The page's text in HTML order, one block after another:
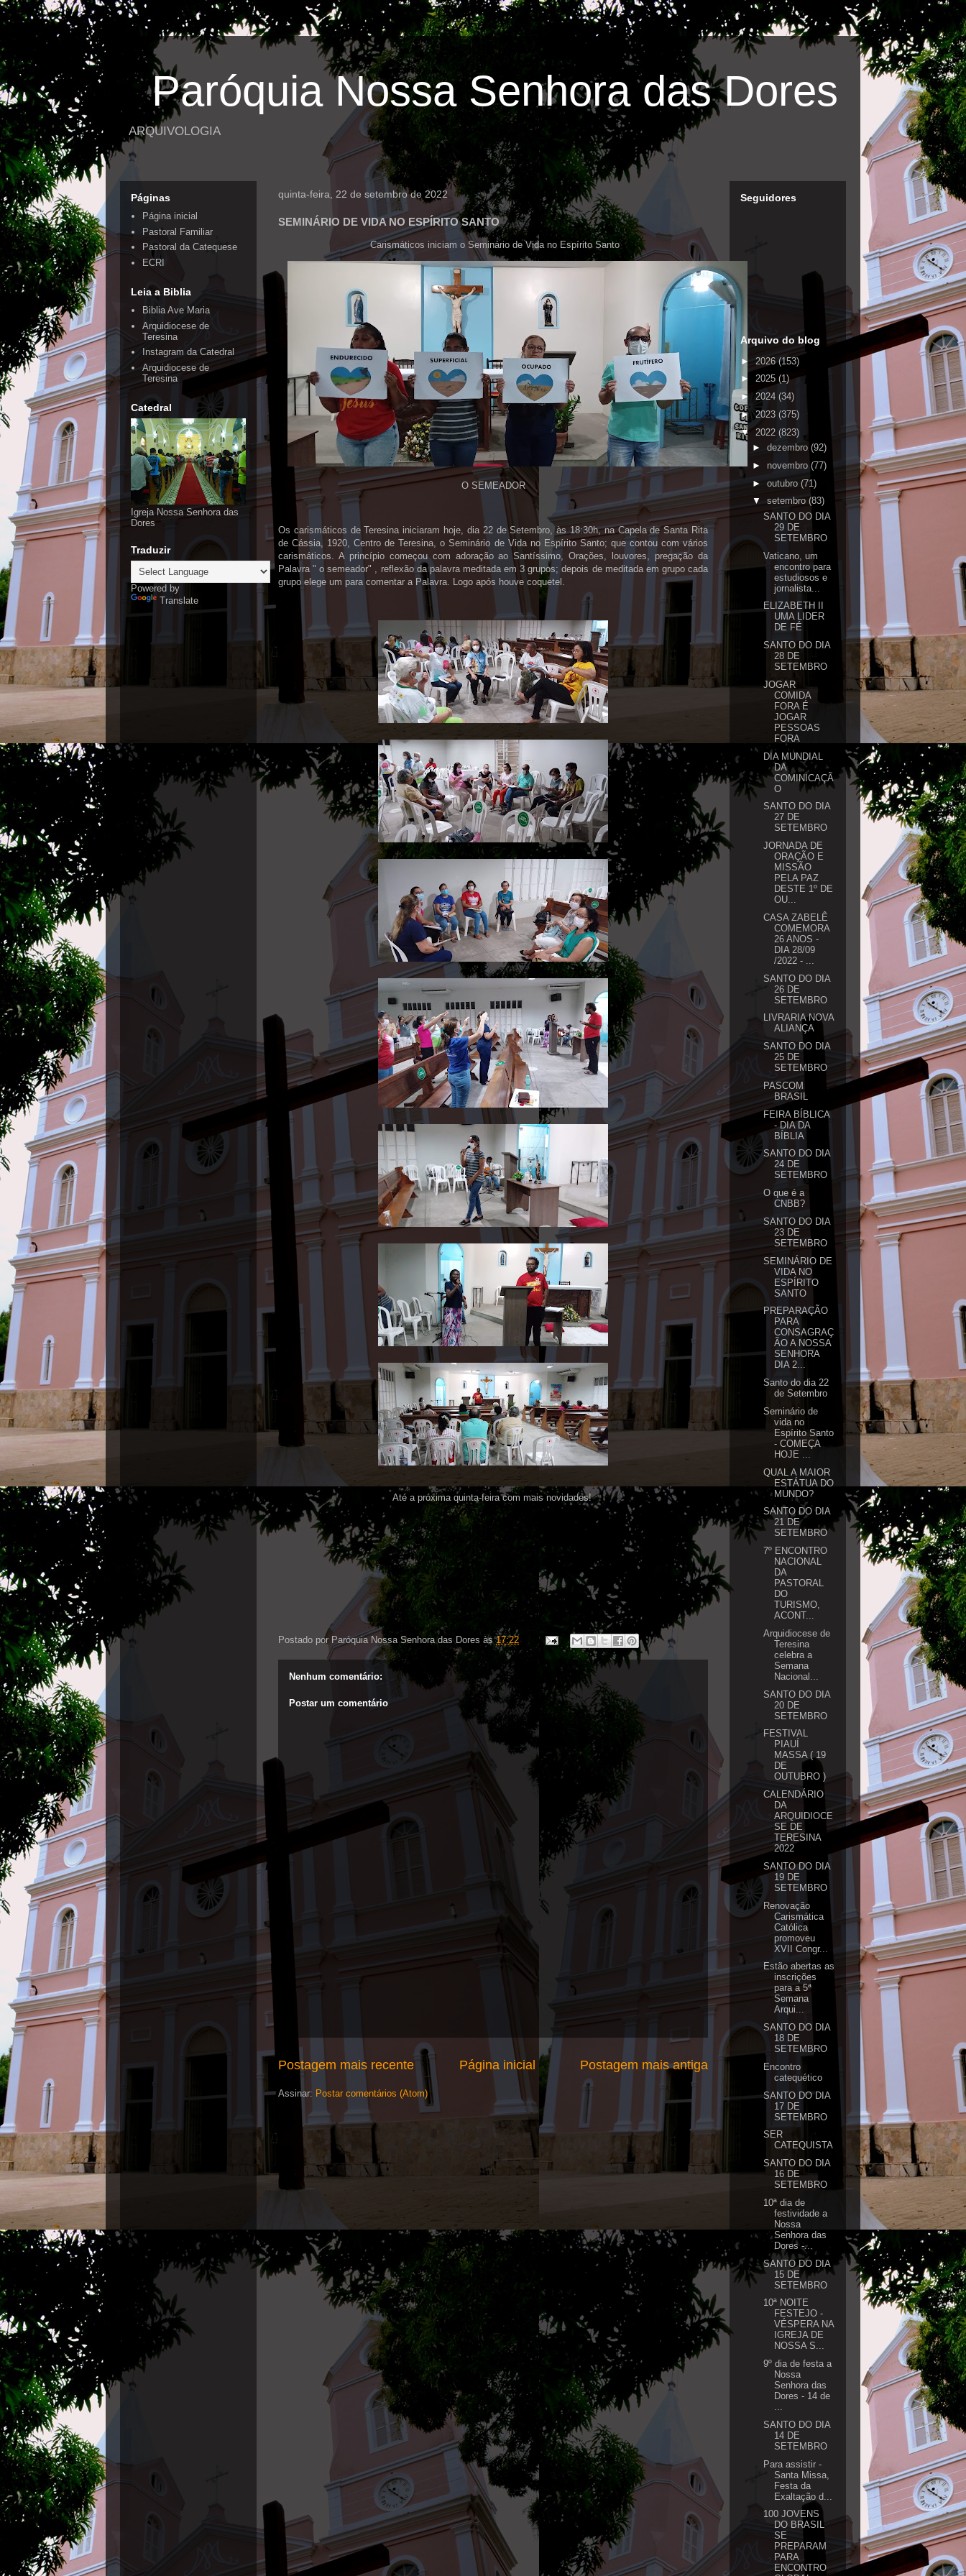
Paróquia Nossa Senhora das Dores
ARQUIVOLOGIA
quinta-feira, 22 de setembro de 2022
SEMINÁRIO DE VIDA NO ESPÍRITO SANTO
Carismáticos iniciam o Seminário de Vida no Espírito Santo
O SEMEADOR
Os carismáticos de Teresina iniciaram hoje, dia 22 de Setembro, às 18:30h, na Capela de Santa Rita
de Cássia, 1920, Centro de Teresina, o Seminário de Vida no Espírito Santo; que contou com vários
carismáticos. A princípio começou com adoração ao Santíssimo, Orações, louvores, pregação da
Palavra " o semeador" , reflexão da palavra meditada em 3 grupos; depois de meditada em grupo cada
grupo elege um para comentar a Palavra. Logo após houve coquetel.
Até a próxima quinta-feira com mais novidades!
Postado por Paróquia Nossa Senhora das Dores às17:22
Nenhum comentário:
Postar um comentário
Postagem mais recente Postagem mais antiga
Página inicial
Assinar: Postar comentários (Atom)
Páginas
Página inicial
Pastoral Familiar
Pastoral da Catequese
ECRI
Leia a Biblia
Biblia Ave Maria
Arquidiocese de
Teresina
Instagram da Catedral
Arquidiocese de
Teresina
Catedral
Igreja Nossa Senhora das
Dores
Traduzir
Powered by
Translate
Seguidores
Arquivo do blog
►2026(153)
► 2025 (1)
► 2024 (34)
►2023 (375)
▼ 2022 (823)
► dezembro (92)
► novembro (77)
► outubro (71)
▼ setembro (83)
SANTO DO DIA
29 DE
SETEMBRO
Vaticano, um
encontro para
estudiosos e
jornalista...
ELIZABETH II
UMA LIDER
DE FÉ
SANTO DO DIA
28 DE
SETEMBRO
JOGAR
COMIDA
FORA É
JOGAR
PESSOAS
FORA
DIA MUNDIAL
DA
COMINICAÇÃ
O
SANTO DO DIA
27 DE
SETEMBRO
JORNADA DE
ORAÇÃO E
MISSÃO
PELA PAZ
DESTE 1º DE
OU...
CASA ZABELÊ
COMEMORA
26 ANOS -
DIA 28/09
/2022 - ...
SANTO DO DIA
26 DE
SETEMBRO
LIVRARIA NOVA
ALIANÇA
SANTO DO DIA
25 DE
SETEMBRO
PASCOM
BRASIL
FEIRA BÍBLICA
- DIA DA
BÍBLIA
SANTO DO DIA
24 DE
SETEMBRO
O que é a
CNBB?
SANTO DO DIA
23 DE
SETEMBRO
SEMINÁRIO DE
VIDA NO
ESPÍRITO
SANTO
PREPARAÇÃO
PARA
CONSAGRAÇ
ÃO A NOSSA
SENHORA
DIA 2...
Santo do dia 22
de Setembro
Seminário de
vida no
Espírito Santo
- COMEÇA
HOJE ...
QUAL A MAIOR
ESTÁTUA DO
MUNDO?
SANTO DO DIA
21 DE
SETEMBRO
7º ENCONTRO
NACIONAL
DA
PASTORAL
DO
TURISMO,
ACONT...
Arquidiocese de
Teresina
celebra a
Semana
Nacional...
SANTO DO DIA
20 DE
SETEMBRO
FESTIVAL
PIAUÍ
MASSA ( 19
DE
OUTUBRO )
CALENDÁRIO
DA
ARQUIDIOCE
SE DE
TERESINA
2022
SANTO DO DIA
19 DE
SETEMBRO
Renovação
Carismática
Católica
promoveu
XVII Congr...
Estão abertas as
inscrições
para a 5ª
Semana
Arqui...
SANTO DO DIA
18 DE
SETEMBRO
Encontro
catequético
SANTO DO DIA
17 DE
SETEMBRO
SER
CATEQUISTA
SANTO DO DIA
16 DE
SETEMBRO
10ª dia de
festividade a
Nossa
Senhora das
Dores -...
SANTO DO DIA
15 DE
SETEMBRO
10ª NOITE
FESTEJO -
VÉSPERA NA
IGREJA DE
NOSSA S...
9º dia de festa a
Nossa
Senhora das
Dores - 14 de
...
SANTO DO DIA
14 DE
SETEMBRO
Para assistir -
Santa Missa,
Festa da
Exaltação d...
100 JOVENS
DO BRASIL
SE
PREPARAM
PARA
ENCONTRO